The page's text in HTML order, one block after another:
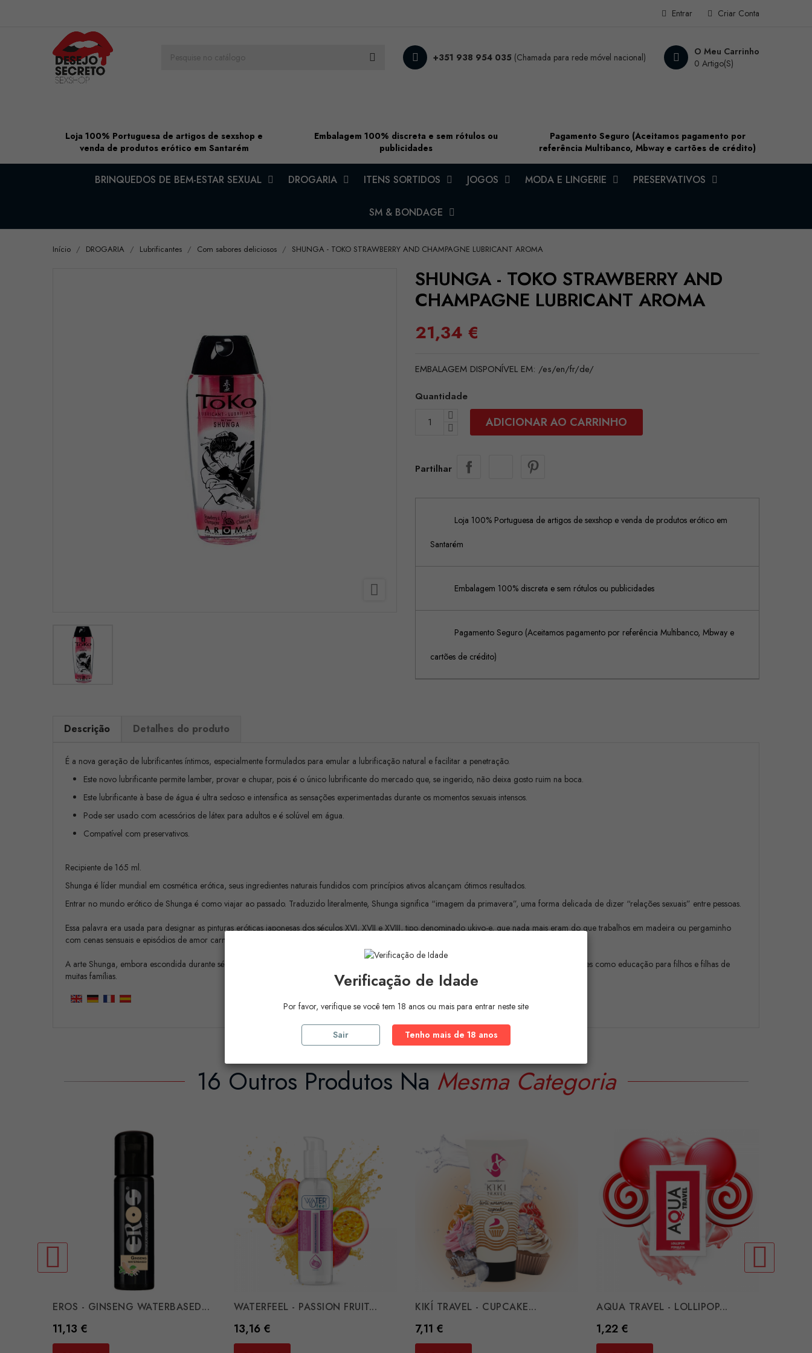
Criar Conta
Entrar
O Meu Carrinho
0 Artigo(s)
+351 938 954 035 (Chamada para rede móvel nacional)
Loja 100% Portuguesa de artigos de sexshop e
venda de produtos erótico em Santarém
Embalagem 100% discreta e sem rótulos ou
publicidades
Pagamento Seguro (Aceitamos pagamento por
referência Multibanco, Mbway e cartões de crédito)
BRINQUEDOS DE BEM-ESTAR SEXUAL DROGARIA ITENS SORTIDOS JOGOS MODA E LINGERIE PRESERVATIVOS
SM & BONDAGE
Início DROGARIA Lubrificantes Com sabores deliciosos SHUNGA - TOKO STRAWBERRY AND CHAMPAGNE LUBRICANT AROMA

SHUNGA - TOKO STRAWBERRY AND
CHAMPAGNE LUBRICANT AROMA
21,34 €
EMBALAGEM DISPONÍVEL EM: /es/en/fr/de/
Quantidade
ADICIONAR AO CARRINHO
Partilhar
Loja 100% Portuguesa de artigos de sexshop e venda de produtos erótico em
Santarém
Embalagem 100% discreta e sem rótulos ou publicidades
Pagamento Seguro (Aceitamos pagamento por referência Multibanco, Mbway e
cartões de crédito)
Descrição Detalhes do produto
É a nova geração de lubrificantes íntimos, especialmente formulados para emular a lubrificação natural e facilitar a penetração.
Este novo lubrificante permite lamber, provar e chupar, pois é o único lubrificante do mercado que, se ingerido, não deixa gosto ruim na boca.
Este lubrificante à base de água é ultra sedoso e intensifica as sensações experimentadas durante os momentos sexuais intensos.
Pode ser usado com acessórios de látex para adultos e é solúvel em água.
Compatível com preservativos.
Recipiente de 165 ml.
Shunga é líder mundial em cosmética erótica, seus ingredientes naturais fundidos com princípios ativos alcançam ótimos resultados.
Entrar no mundo erótico de Shunga é como viajar ao passado. Traduzido literalmente, Shunga significa “imagem da primavera”, uma forma delicada de dizer “relações sexuais” entre pessoas.
Essa palavra era usada para designar as pinturas eróticas japonesas dos séculos XVI, XVII e XVIII, tipo denominado ukiyo-e, que nada mais eram do que trabalhos em madeira ou pergaminho
com cenas sensuais e episódios de amor carnal, sempre feitos com muito cuidado. e bom gosto.
A arte Shunga, embora escondida durante séculos, marcou o início da indústria pornográfica para a classe média japonesa e serviu durante gerações como educação para filhos e filhas de
muitas famílias.
16 Outros Produtos Na Mesma Categoria
EROS - GINSENG WATERBASED...
Preço
11,13 €
WATERFEEL - PASSION FRUIT...
Preço
13,16 €
KIKÍ TRAVEL - CUPCAKE...
Preço
7,11 €
AQUA TRAVEL - LOLLIPOP...
Preço
1,22 €
Verificação de Idade
Por favor, verifique se você tem 18 anos ou mais para entrar neste site
Sair Tenho mais de 18 anos